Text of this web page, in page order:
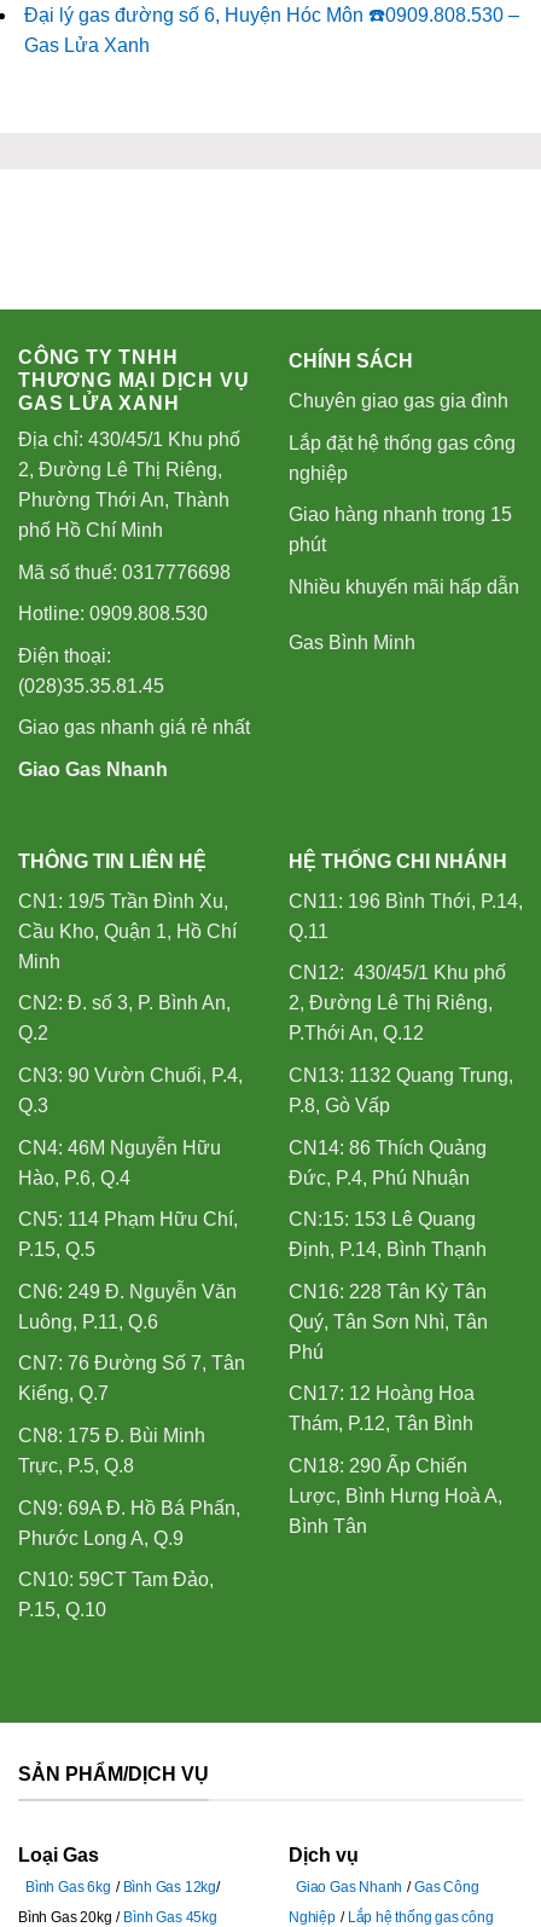
Đại lý gas đường số 6, Huyện Hóc Môn ☎️0909.808.530 –
Gas Lửa Xanh
CÔNG TY TNHH
THƯƠNG MẠI DỊCH VỤ
GAS LỬA XANH
Địa chỉ: 430/45/1 Khu phố
2, Đường Lê Thị Riêng,
Phường Thới An, Thành
phố Hồ Chí Minh
Mã số thuế: 0317776698
Hotline: 0909.808.530
Điện thoại:
(028)35.35.81.45
Giao gas nhanh giá rẻ nhất
Giao Gas Nhanh
CHÍNH SÁCH
Chuyên giao gas gia đình
Lắp đặt hệ thống gas công
nghiệp
Giao hàng nhanh trong 15
phút
Nhiều khuyến mãi hấp dẫn
Gas Bình Minh
THÔNG TIN LIÊN HỆ
CN1: 19/5 Trần Đình Xu,
Cầu Kho, Quận 1, Hồ Chí
Minh
CN2: Đ. số 3, P. Bình An,
Q.2
CN3: 90 Vườn Chuối, P.4,
Q.3
CN4: 46M Nguyễn Hữu
Hào, P.6, Q.4
CN5: 114 Phạm Hữu Chí,
P.15, Q.5
CN6: 249 Đ. Nguyễn Văn
Luông, P.11, Q.6
CN7: 76 Đường Số 7, Tân
Kiểng, Q.7
CN8: 175 Đ. Bùi Minh
Trực, P.5, Q.8
CN9: 69A Đ. Hồ Bá Phấn,
Phước Long A, Q.9
CN10: 59CT Tam Đảo,
P.15, Q.10
HỆ THỐNG CHI NHÁNH
CN11: 196 Bình Thới, P.14,
Q.11
CN12: 430/45/1 Khu phố
2, Đường Lê Thị Riêng,
P.Thới An, Q.12
CN13: 1132 Quang Trung,
P.8, Gò Vấp
CN14: 86 Thích Quảng
Đức, P.4, Phú Nhuận
CN:15: 153 Lê Quang
Định, P.14, Bình Thạnh
CN16: 228 Tân Kỳ Tân
Quý, Tân Sơn Nhì, Tân
Phú
CN17: 12 Hoàng Hoa
Thám, P.12, Tân Bình
CN18: 290 Ấp Chiến
Lược, Bình Hưng Hoà A,
Bình Tân
SẢN PHẨM/DỊCH VỤ
Loại Gas
Bình Gas 6kg
Bình Gas 12kg
Bình Gas 20kg
Bình Gas 45kg
Dịch vụ
Giao Gas Nhanh
Gas Công
Nghiệp
Lắp hệ thống gas công